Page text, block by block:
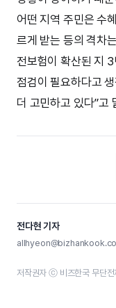
어떤 지역 주민은 수
르게 받는 등의 격차
전보험이 확산된 지
점검이 필요하다고
더 고민하고 있다”고
전다현 기자
저작권자 ⓒ 비즈한국 무단전